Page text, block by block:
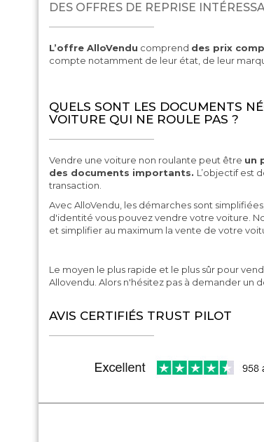
DES OFFRES DE REPRISE
L’offre AlloVendu comprend des prix
compte notamment de leur état, de leur
QUELS SONT LES DOCUMENTS
VOITURE QUI NE ROULE PAS ?
Vendre une voiture non roulante peut être un
des documents importants. L’objectif est
transaction.
Avec AlloVendu, les démarches sont
d'identité vous pouvez vendre votre voiture.
et simplifier au maximum la vente de votre
Le moyen le plus rapide et le plus sûr pour
Allovendu. Alors n'hésitez pas à demander un
AVIS CERTIFIÉS TRUST PILOT